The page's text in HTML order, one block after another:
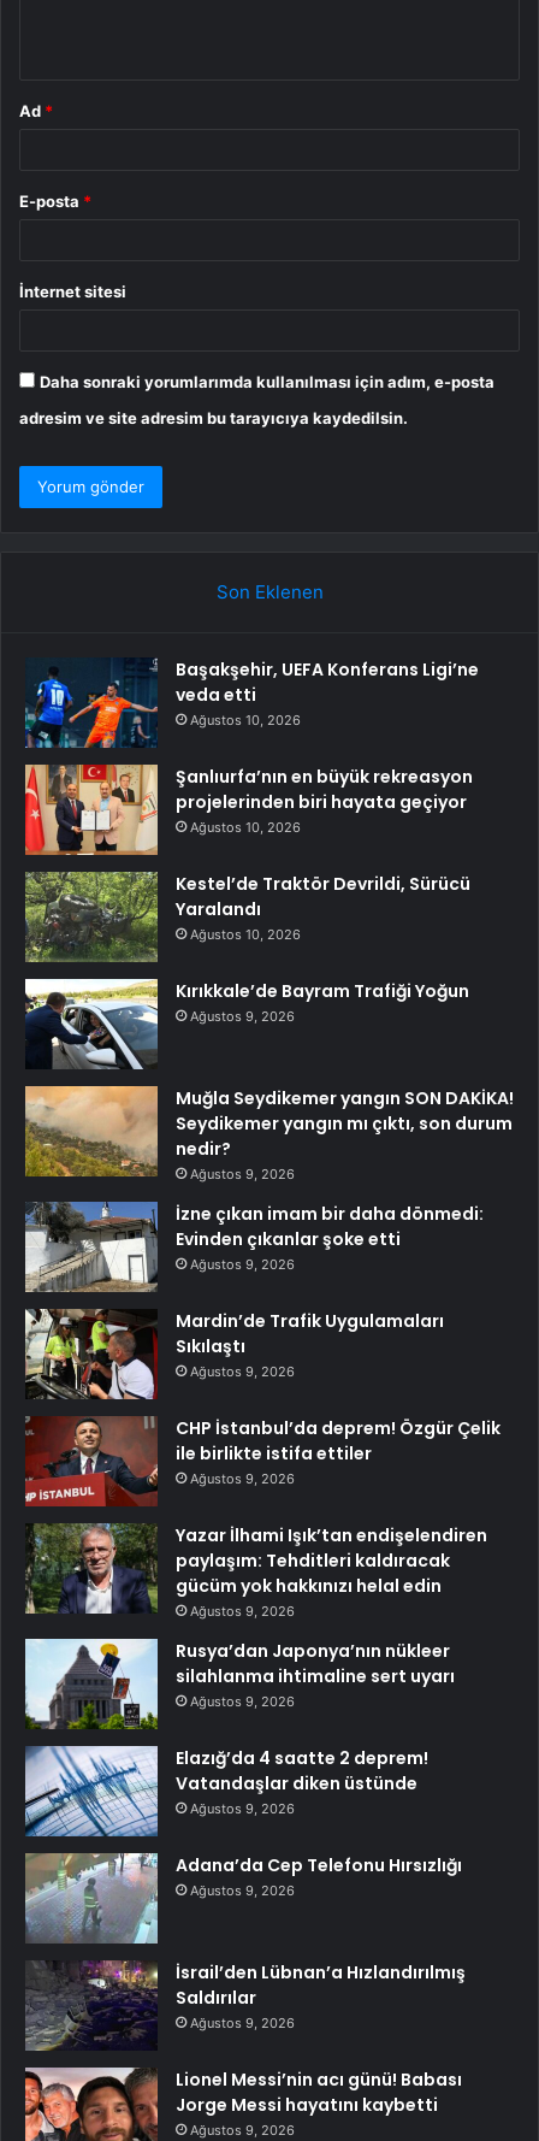
Ad *
E-posta *
İnternet sitesi
Daha sonraki yorumlarımda kullanılması için adım, e-posta
adresim ve site adresim bu tarayıcıya kaydedilsin.
Son Eklenen
Başakşehir, UEFA Konferans Ligi’ne
veda etti
Ağustos 10, 2026
Şanlıurfa’nın en büyük rekreasyon
projelerinden biri hayata geçiyor
Ağustos 10, 2026
Kestel’de Traktör Devrildi, Sürücü
Yaralandı
Ağustos 10, 2026
Kırıkkale’de Bayram Trafiği Yoğun
Ağustos 9, 2026
Muğla Seydikemer yangın SON DAKİKA!
Seydikemer yangın mı çıktı, son durum
nedir?
Ağustos 9, 2026
İzne çıkan imam bir daha dönmedi:
Evinden çıkanlar şoke etti
Ağustos 9, 2026
Mardin’de Trafik Uygulamaları
Sıkılaştı
Ağustos 9, 2026
CHP İstanbul’da deprem! Özgür Çelik
ile birlikte istifa ettiler
Ağustos 9, 2026
Yazar İlhami Işık’tan endişelendiren
paylaşım: Tehditleri kaldıracak
gücüm yok hakkınızı helal edin
Ağustos 9, 2026
Rusya’dan Japonya’nın nükleer
silahlanma ihtimaline sert uyarı
Ağustos 9, 2026
Elazığ’da 4 saatte 2 deprem!
Vatandaşlar diken üstünde
Ağustos 9, 2026
Adana’da Cep Telefonu Hırsızlığı
Ağustos 9, 2026
İsrail’den Lübnan’a Hızlandırılmış
Saldırılar
Ağustos 9, 2026
Lionel Messi’nin acı günü! Babası
Jorge Messi hayatını kaybetti
Ağustos 9, 2026